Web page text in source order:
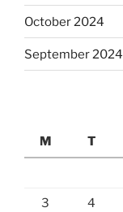
October 2024
September 2024
M
T
3 4